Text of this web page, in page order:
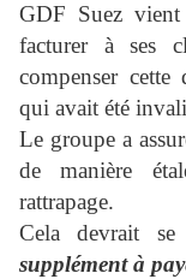
GDF Suez
facturer à ses
compenser cette
qui avait été
Le groupe a
de manière
rattrapage.
Cela devrait
supplément à